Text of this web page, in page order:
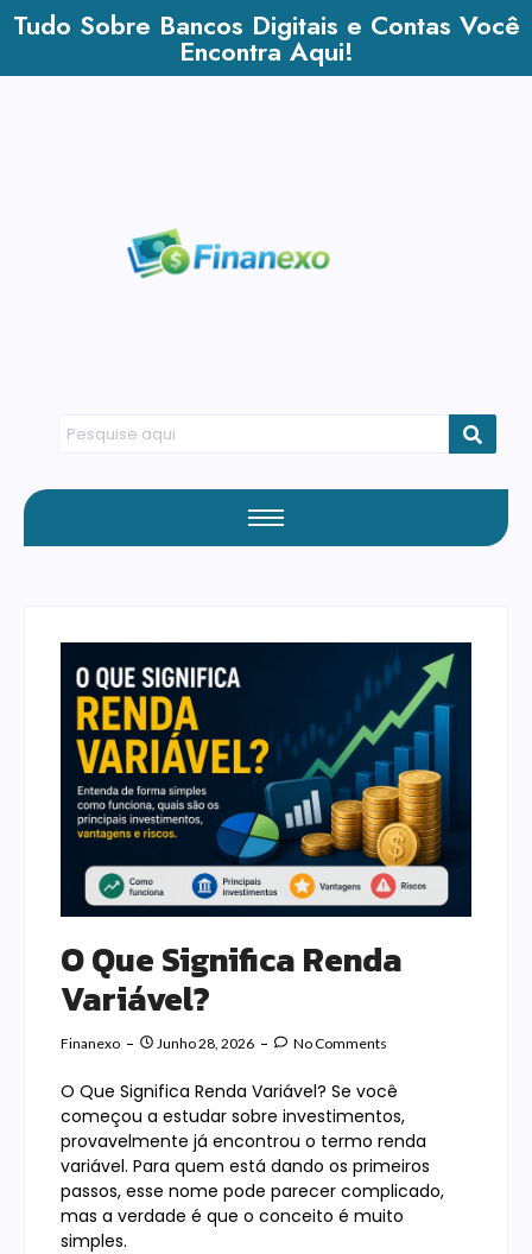
Tudo Sobre Bancos Digitais e Contas Você
Encontra Aqui!
O Que Significa Renda
Variável?
Finanexo Junho 28, 2026 No Comments
O Que Significa Renda Variável? Se você
começou a estudar sobre investimentos,
provavelmente já encontrou o termo renda
variável. Para quem está dando os primeiros
passos, esse nome pode parecer complicado,
mas a verdade é que o conceito é muito
simples.